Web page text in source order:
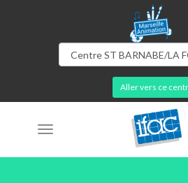
Aller vers ce
Toggle